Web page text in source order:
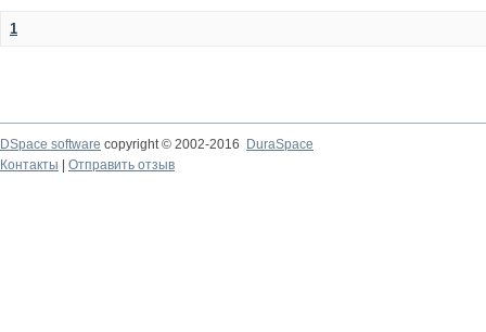
1
DSpace software copyright © 2002-2016
DuraSpace
Контакты
Отправить отзыв